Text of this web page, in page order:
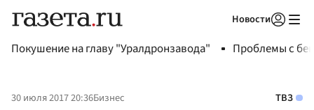
Новости
Покушение на главу "Уралдронзавода" Проблемы с
30 июля 2017 20:36Бизнес ТВЗ